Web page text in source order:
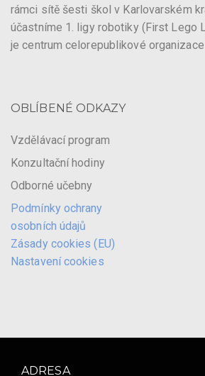
rámci sítě šesti škol v Karlovarském
účastníme 1. ligy robotiky (First Lego
je centrum celorepublikové organizace
OBLÍBENÉ ODKAZY
Vzdělávací program
Konzultační hodiny
Odborné učebny
Podmínky ochrany
osobních údajů
Zásady cookies (EU)
Nastavení cookies
ADRESA